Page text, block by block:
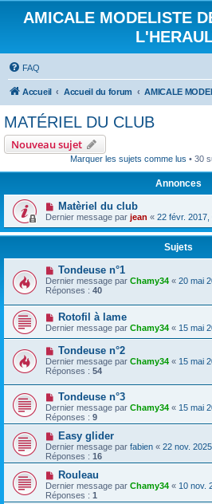
AMICALE MODELISTE
FAQ
Accueil Accueil du forum
MATÉRIEL DU CLUB
Nouveau sujet
Marquer les sujets comme lus • 30
Annonces
Matèriel du club
Dernier message par jean « 22 févr. 2017,
Sujets
Tondeuse n°1
Dernier message par Chamy34 « 20 mai
Réponses : 40
Rotofil à lame
Dernier message par Chamy34 « 15 mai
Tondeuse n°2
Dernier message par Chamy34 « 15 mai
Réponses : 54
Tondeuse n°3
Dernier message par Chamy34 « 15 mai
Réponses : 9
Easy glider
Dernier message par fabien « 22 nov.
Réponses : 16
Rouleau
Dernier message par Chamy34 « 10 nov.
Réponses : 1